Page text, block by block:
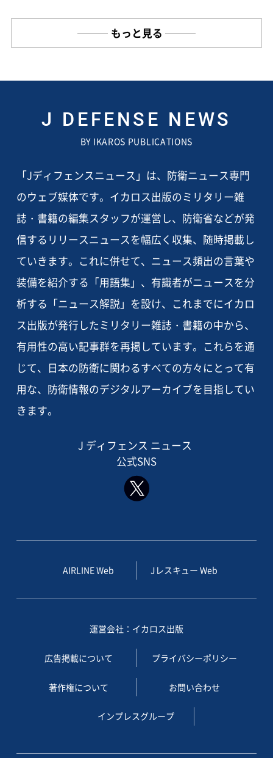
もっと見る
J DEFENSE NEWS
BY IKAROS PUBLICATIONS
「Jディフェンスニュース」は、防衛ニュース専門
のウェブ媒体です。イカロス出版のミリタリー雑
誌・書籍の編集スタッフが運営し、防衛省などが発
信するリリースニュースを幅広く収集、随時掲載し
ていきます。これに併せて、ニュース頻出の言葉や
装備を紹介する「用語集」、有識者がニュースを分
析する「ニュース解説」を設け、これまでにイカロ
ス出版が発行したミリタリー雑誌・書籍の中から、
有用性の高い記事群を再掲しています。これらを通
じて、日本の防衛に関わるすべての方々にとって有
用な、防衛情報のデジタルアーカイブを目指してい
きます。
J ディフェンス ニュース
公式SNS
AIRLINE Web Jレスキュー Web
運営会社：イカロス出版
広告掲載について プライバシーポリシー
著作権について お問い合わせ
インプレスグループ